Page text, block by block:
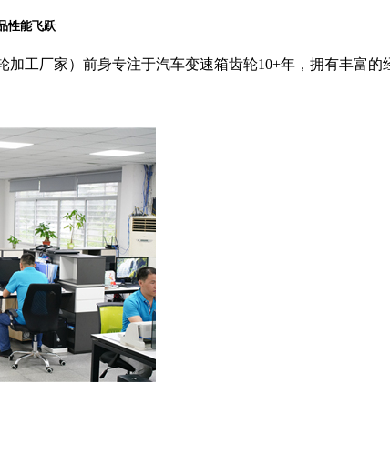
性能飞跃
加工厂家）前身专注于汽车变速箱齿轮10+年，拥有丰富的